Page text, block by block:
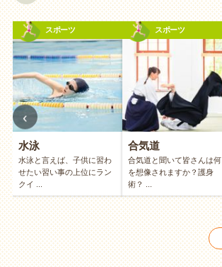
スポーツ
水泳
水泳と言えば、子供に習わ
せたい習い事の上位にラン
クイ ...
スポーツ
合気道
合気道と聞いて皆さんは何
を想像されますか？護身
術？ ...
‹